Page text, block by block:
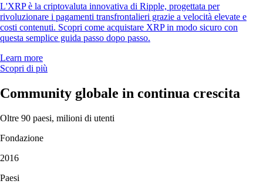
L'XRP è la criptovaluta innovativa di Ripple, progettata per
rivoluzionare i pagamenti transfrontalieri grazie a velocità elevate e
costi contenuti. Scopri come acquistare XRP in modo sicuro con
questa semplice guida passo dopo passo.
Learn more
Scopri di più
Community globale in continua crescita
Oltre 90 paesi, milioni di utenti
Fondazione
2016
Paesi